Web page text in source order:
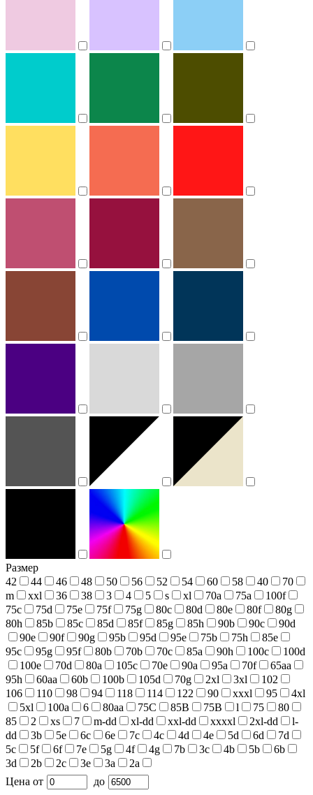
Размер
42
44 46 48 50 56 52 54 60 58 40
70
m
xxl 36 38 3 4 5 s xl 70a 75a
100f
75c
75d 75e 75f 75g 80c 80d 80e 80f
80g
80h
85b 85c 85d 85f 85g 85h 90b 90c
90d
90e
90f 90g 95b 95d 95e 75b 75h
85e
95c
95g 95f 80b 70b 70c 85a 90h 100c
100d
100e
70d 80a 105c 70e 90a 95a 70f
65aa
95h
60aa 60b 100b 105d 70g 2xl 3xl
102
106
110 98 94 118 114 122 90 xxxl 95
4xl
5xl
100a 6 80aa 75С 85В 75В l 75
80
85
2 xs 7 m-dd xl-dd xxl-dd xxxxl 2xl-dd
l-
dd
3b 5e 6c 6e 7c 4c 4d 4e 5d 6d
7d
5c
5f 6f 7e 5g 4f 4g 7b 3c 4b 5b
6b
3d
2b 2c 3e 3a
2a
Цена от до